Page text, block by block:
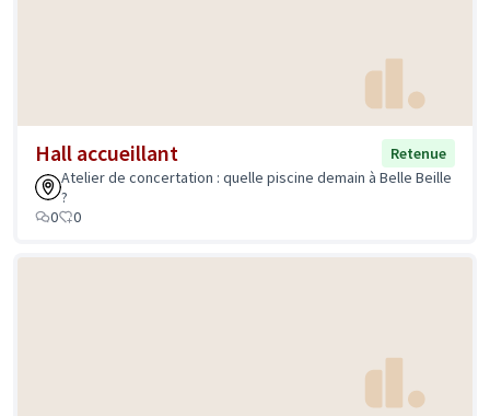
Hall accueillant
Retenue
Atelier de concertation : quelle piscine demain à Belle Beille
?
0
0